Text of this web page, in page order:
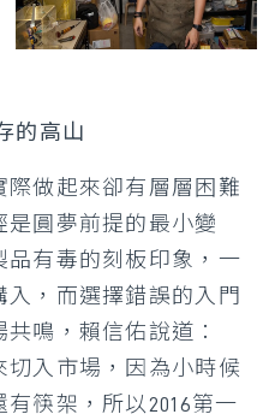
的高山
際做起來卻有層層困難
是圓夢前提的最小變
品有毒的刻板印象，一
入，而選擇錯誤的入門
鳴，賴信佑說道：
切入市場，因為小時候
筷架，所以2016第一